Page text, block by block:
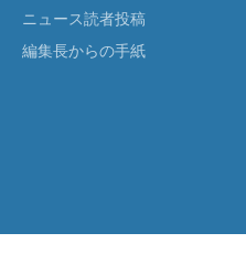
ニュース読者投稿
編集長からの手紙